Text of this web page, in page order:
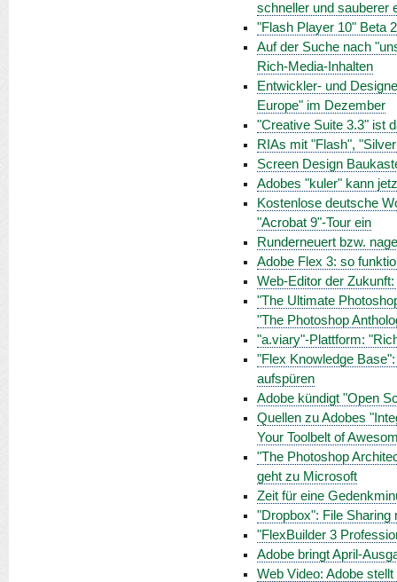
schneller und sauberer
"Flash Player 10" Beta
Auf der Suche nach
Rich-Media-Inhalten
Entwickler- und
Europe" im Dezember
"Creative Suite 3.3" ist
RIAs mit "Flash",
Screen Design
Adobes "kuler" kann
Kostenlose deutsche
"Acrobat 9"-Tour ein
Runderneuert bzw.
Adobe Flex 3: so
Web-Editor der
"The Ultimate
"The Photoshop
"a.viary"-Plattform:
"Flex Knowledge
aufspüren
Adobe kündigt "Open
Quellen zu Adobes
Your Toolbelt of
"The Photoshop
geht zu Microsoft
Zeit für eine
"Dropbox": File Sharing
"FlexBuilder 3
Adobe bringt April-
Web Video: Adobe